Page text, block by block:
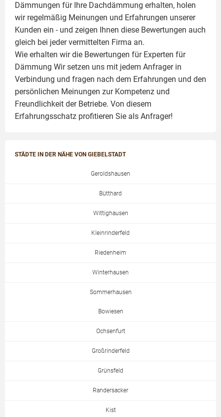
Dämmungen für Ihre Dachdämmung erhalten, holen
wir regelmäßig Meinungen und Erfahrungen unserer
Kunden ein - und zeigen Ihnen diese Bewertungen auch
gleich bei jeder vermittelten Firma an.
Wie erhalten wir die Bewertungen für Experten für
Dämmung Wir setzen uns mit jedem Anfrager in
Verbindung und fragen nach dem Erfahrungen und den
persönlichen Meinungen zur Kompetenz und
Freundlichkeit der Betriebe. Von diesem
Erfahrungsschatz profitieren Sie als Anfrager!
STÄDTE IN DER NÄHE VON GIEBELSTADT
Geroldshausen
Bütthard
Wittighausen
Kleinrinderfeld
Riedenheim
Winterhausen
Sommerhausen
Bowiesen
Ochsenfurt
Großrinderfeld
Grünsfeld
Randersacker
Kist